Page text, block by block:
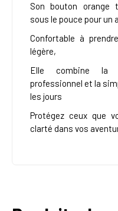
Son bouton orange
sous le pouce pour un
Confortable à
légère,
Elle combine la
professionnel et la
les jours
Protégez ceux que
clarté dans vos